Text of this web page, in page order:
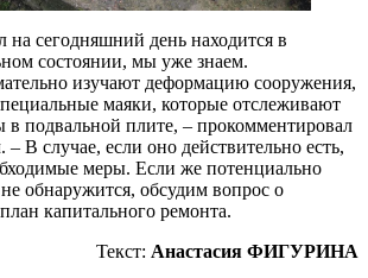
на сегодняшний день находится в
состоянии, мы уже знаем.
изучают деформацию сооружения,
маяки, которые отслеживают
подвальной плите, – прокомментировал
В случае, если оно действительно есть,
меры. Если же потенциально
обнаружится, обсудим вопрос о
капитального ремонта.
Текст: Анастасия ФИГУРИНА